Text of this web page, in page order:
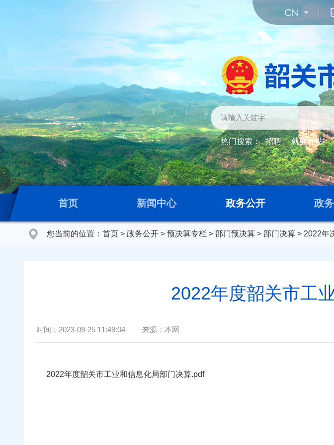
热门搜索： 招聘 就业补贴
首页 新闻中心 政务公开 政
您当前的位置： 首页 > 政务公开 > 预决算专栏 > 部门预决算 > 部门决算 > 2022年
2022年度韶关市工
时间： 2023-09-25 11:49:04 来源： 本网
2022年度韶关市工业和信息化局部门决算.pdf